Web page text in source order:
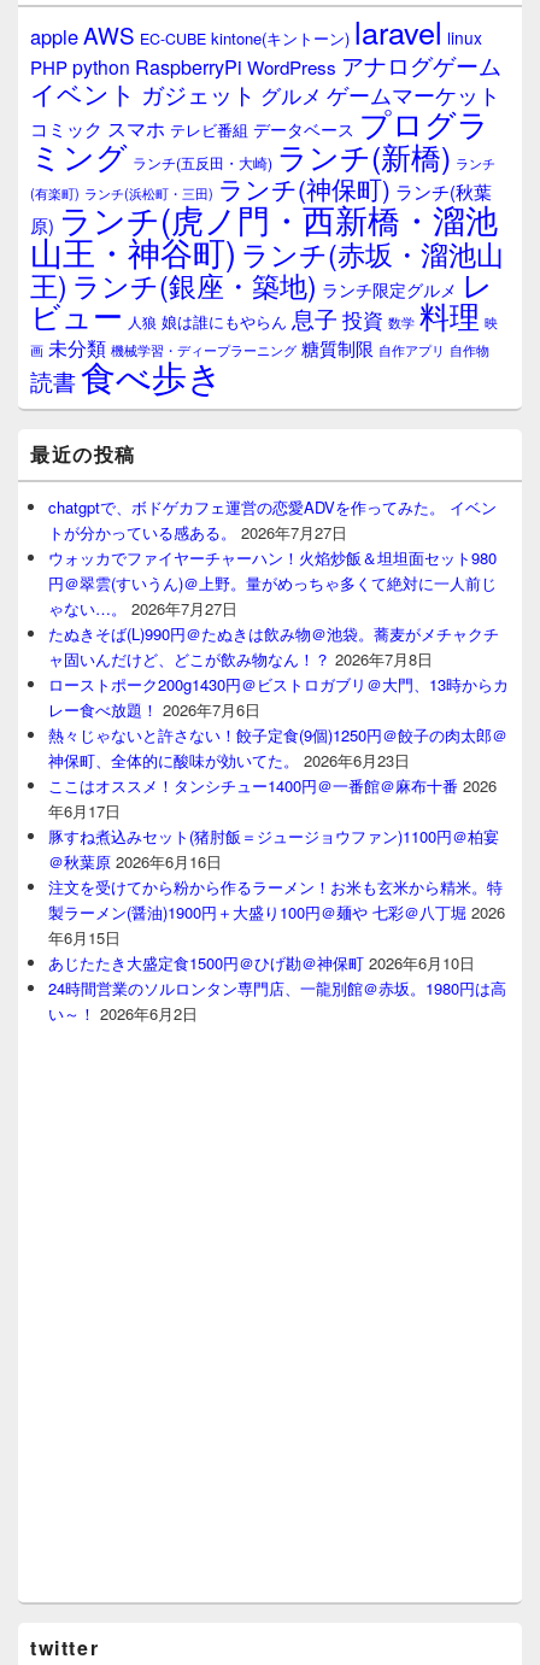
ウ
ィ
ジ
ェ
ア
appleAWS EC-CUBE kintone(キントーン) laravel linux
PHPpython RaspberryPi WordPress アナログゲーム
イベント ガジェット グルメ ゲームマーケット
コミック スマホ テレビ番組 データベース プログラ
ミング ランチ(五反田・大崎) ランチ(新橋) ランチ
(有楽町) ランチ(浜松町・三田) ランチ(神保町) ランチ(秋葉
原) ランチ(虎ノ門・西新橋・溜池
山王・神谷町) ランチ(赤坂・溜池山
王) ランチ(銀座・築地) ランチ限定グルメ レ
ビュー 人狼 娘は誰にもやらん 息子 投資 数学 料理 映
画 未分類 機械学習・ディープラーニング 糖質制限 自作アプリ 自作物
読書食べ歩き
最近の投稿
chatgptで、ボドゲカフェ運営の恋愛ADVを作ってみた。 イベン
トが分かっている感ある。
2026年7月27日
ウォッカでファイヤーチャーハン！火焰炒飯＆坦坦面セット980
円＠翠雲(すいうん)＠上野。量がめっちゃ多くて絶対に一人前じ
ゃない…。
2026年7月27日
たぬきそば(L)990円＠たぬきは飲み物＠池袋。蕎麦がメチャクチ
ャ固いんだけど、どこが飲み物なん！？ 2026年7月8日
ローストポーク200g1430円＠ビストロガブリ＠大門、13時からカ
レー食べ放題！ 2026年7月6日
熱々じゃないと許さない！餃子定食(9個)1250円＠餃子の肉太郎＠
神保町、全体的に酸味が効いてた。
2026年6月23日
ここはオススメ！タンシチュー1400円＠一番館＠麻布十番 2026
年6月17日
豚すね煮込みセット(猪肘飯＝ジュージョウファン)1100円＠柏宴
＠秋葉原 2026年6月16日
注文を受けてから粉から作るラーメン！お米も玄米から精米。特
製ラーメン(醤油)1900円＋大盛り100円＠麺や 七彩＠八丁堀 2026
年6月15日
あじたたき大盛定食1500円＠ひげ勘＠神保町 2026年6月10日
24時間営業のソルロンタン専門店、一龍別館＠赤坂。1980円は高
い～！ 2026年6月2日
twitter